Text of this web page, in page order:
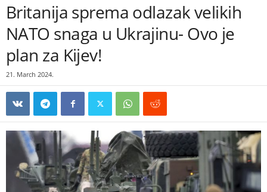
Britanija sprema odlazak velikih
NATO snaga u Ukrajinu- Ovo je
plan za Kijev!
21. March 2024.